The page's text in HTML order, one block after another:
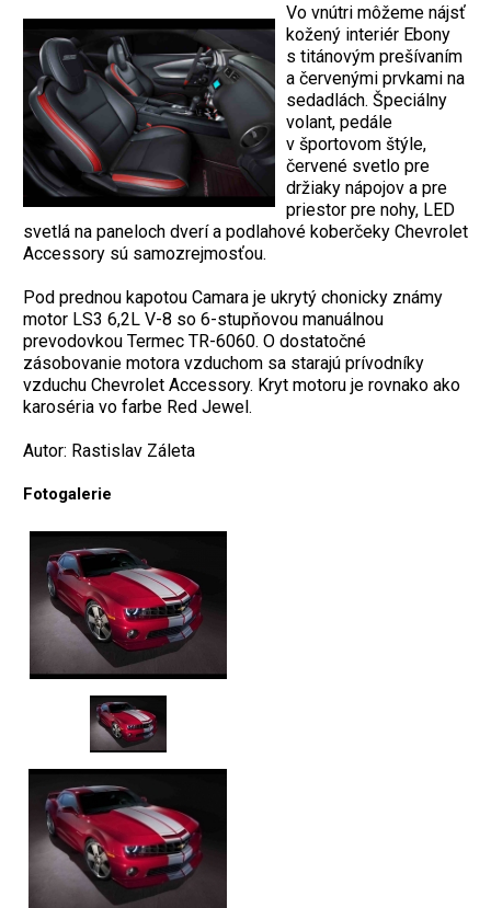
Vo vnútri môžeme nájsť
kožený interiér Ebony
s titánovým prešívaním
a červenými prvkami na
sedadlách. Špeciálny
volant, pedále
v športovom štýle,
červené svetlo pre
držiaky nápojov a pre
priestor pre nohy, LED
svetlá na paneloch dverí a podlahové koberčeky Chevrolet
Accessory sú samozrejmosťou.
Pod prednou kapotou Camara je ukrytý chonicky známy
motor LS3 6,2L V-8 so 6-stupňovou manuálnou
prevodovkou Termec TR-6060. O dostatočné
zásobovanie motora vzduchom sa starajú prívodníky
vzduchu Chevrolet Accessory. Kryt motoru je rovnako ako
karoséria vo farbe Red Jewel.
Autor: Rastislav Záleta
Fotogalerie